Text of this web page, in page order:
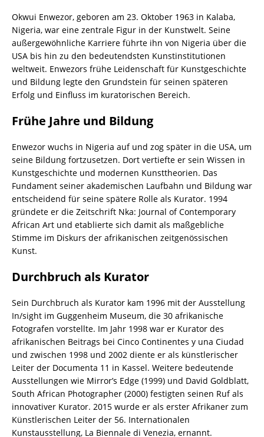
Okwui Enwezor, geboren am 23. Oktober 1963 in Kalaba,
Nigeria, war eine zentrale Figur in der Kunstwelt. Seine
außergewöhnliche Karriere führte ihn von Nigeria über die
USA bis hin zu den bedeutendsten Kunstinstitutionen
weltweit. Enwezors frühe Leidenschaft für Kunstgeschichte
und Bildung legte den Grundstein für seinen späteren
Erfolg und Einfluss im kuratorischen Bereich.
Frühe Jahre und Bildung
Enwezor wuchs in Nigeria auf und zog später in die USA, um
seine Bildung fortzusetzen. Dort vertiefte er sein Wissen in
Kunstgeschichte und modernen Kunsttheorien. Das
Fundament seiner akademischen Laufbahn und Bildung war
entscheidend für seine spätere Rolle als Kurator. 1994
gründete er die Zeitschrift Nka: Journal of Contemporary
African Art und etablierte sich damit als maßgebliche
Stimme im Diskurs der afrikanischen zeitgenössischen
Kunst.
Durchbruch als Kurator
Sein Durchbruch als Kurator kam 1996 mit der Ausstellung
In/sight im Guggenheim Museum, die 30 afrikanische
Fotografen vorstellte. Im Jahr 1998 war er Kurator des
afrikanischen Beitrags bei Cinco Continentes y una Ciudad
und zwischen 1998 und 2002 diente er als künstlerischer
Leiter der Documenta 11 in Kassel. Weitere bedeutende
Ausstellungen wie Mirror’s Edge (1999) und David Goldblatt,
South African Photographer (2000) festigten seinen Ruf als
innovativer Kurator. 2015 wurde er als erster Afrikaner zum
Künstlerischen Leiter der 56. Internationalen
Kunstausstellung, La Biennale di Venezia, ernannt.